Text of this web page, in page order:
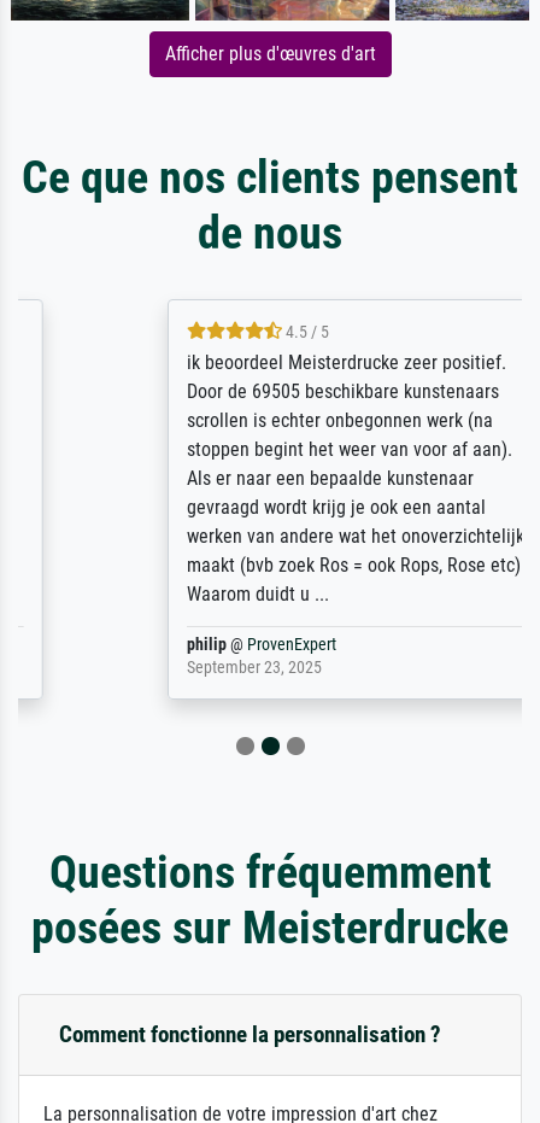
Afficher plus d'œuvres d'art
Ce que nos clients pensent
de nous
4.5 / 5
ik beoordeel Meisterdrucke zeer positief.
Door de 69505 beschikbare kunstenaars
scrollen is echter onbegonnen werk (na
stoppen begint het weer van voor af aan).
Als er naar een bepaalde kunstenaar
gevraagd wordt krijg je ook een aantal
werken van andere wat het onoverzichtelijk
maakt (bvb zoek Ros = ook Rops, Rose etc).
Waarom duidt u ...
ProvenExpert
September 23, 2025
Questions fréquemment
posées sur Meisterdrucke
Comment fonctionne la personnalisation ?
La personnalisation de votre impression d'art chez